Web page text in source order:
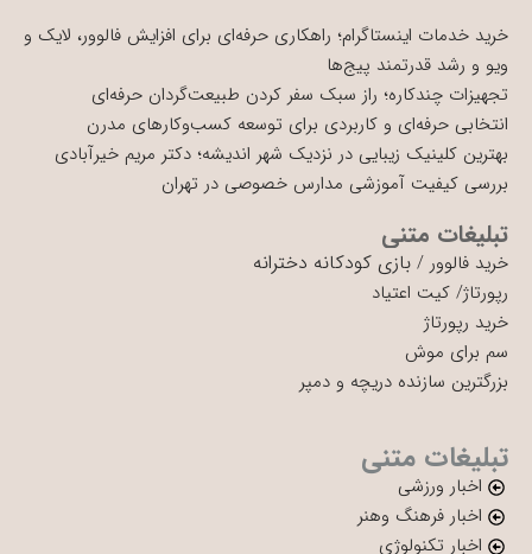
خرید خدمات اینستاگرام؛ راهکاری حرفه‌ای برای افزایش فالوور، لایک و
ویو و رشد قدرتمند پیج‌ها
تجهیزات چندکاره؛ راز سبک سفر کردن طبیعت‌گردان حرفه‌ای
انتخابی حرفه‌ای و کاربردی برای توسعه کسب‌وکارهای مدرن
بهترین کلینیک زیبایی در نزدیک شهر اندیشه؛ دکتر مریم خیرآبادی
بررسی کیفیت آموزشی مدارس خصوصی در تهران
تبلیغات متنی
خرید فالوور / بازی کودکانه دخترانه
رپورتاژ/ کیت اعتیاد
خرید رپورتاژ
سم برای موش
بزرگترین سازنده دریچه و دمپر
تبلیغات متنی
اخبار ورزشی
اخبار فرهنگ وهنر
اخبار تکنولوژی